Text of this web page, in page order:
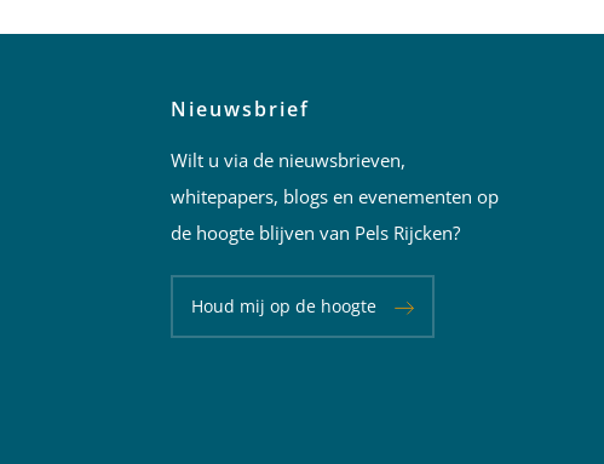
Nieuwsbrief
Wilt u via de nieuwsbrieven,
whitepapers, blogs en evenementen op
de hoogte blijven van Pels Rijcken?
Houd mij op de hoogte